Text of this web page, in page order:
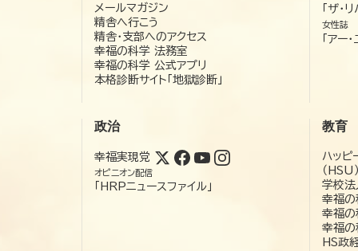
メールマガジン
精舎へ行こう
精舎・支部へのアクセス
幸福の科学 法務室
幸福の科学 公式アプリ
本格診断サイト「地獄診断」
「ザ・
女性誌
「アー
政治
幸福実現党
オピニオン配信
「HRPニュースファイル」
教育
ハッピ
（HSU
学校
幸福の
幸福の
幸福
HS政